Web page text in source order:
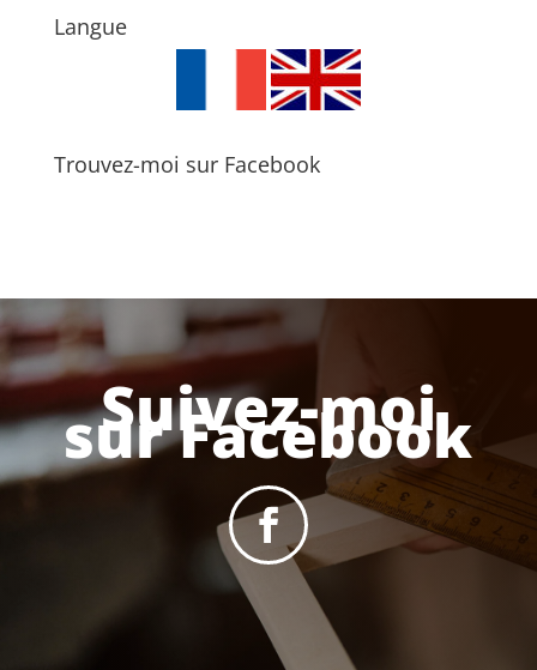
Langue
Trouvez-moi sur Facebook
Suivez-moi
sur Facebook